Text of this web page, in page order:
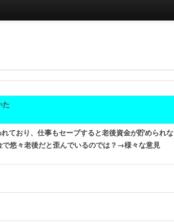
た
ており、仕事もセーブすると老後資金が貯められな
悠々老後だと歪んでいるのでは？→様々な意見